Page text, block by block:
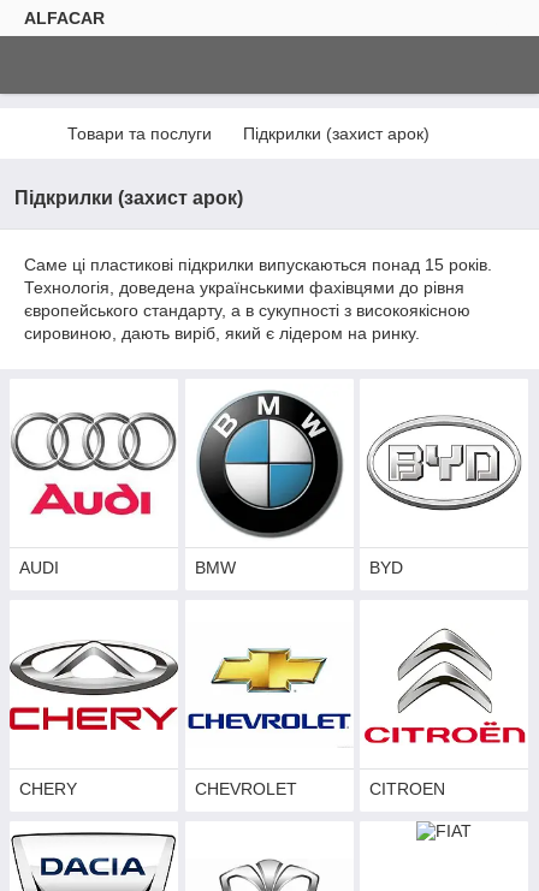
ALFACAR
Товари та послуги Підкрилки (захист арок)
Підкрилки (захист арок)
Саме ці пластикові підкрилки випускаються понад 15 років.
Технологія, доведена українськими фахівцями до рівня
європейського стандарту, а в сукупності з високоякісною
сировиною, дають виріб, який є лідером на ринку.
AUDI BMW BYD
CHERY CHEVROLET CITROEN